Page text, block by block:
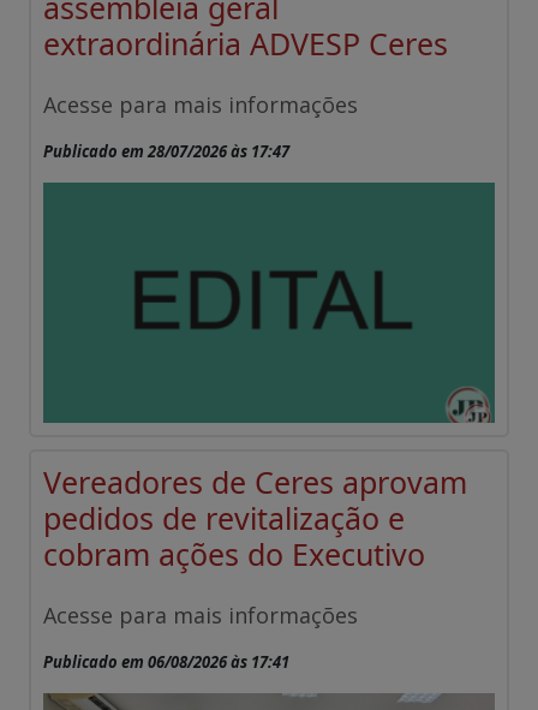
extraordinária ADVESP Ceres
Acesse para mais informações
Publicado em 28/07/2026 às 17:47
Vereadores de Ceres aprovam
pedidos de revitalização e
cobram ações do Executivo
Acesse para mais informações
Publicado em 06/08/2026 às 17:41